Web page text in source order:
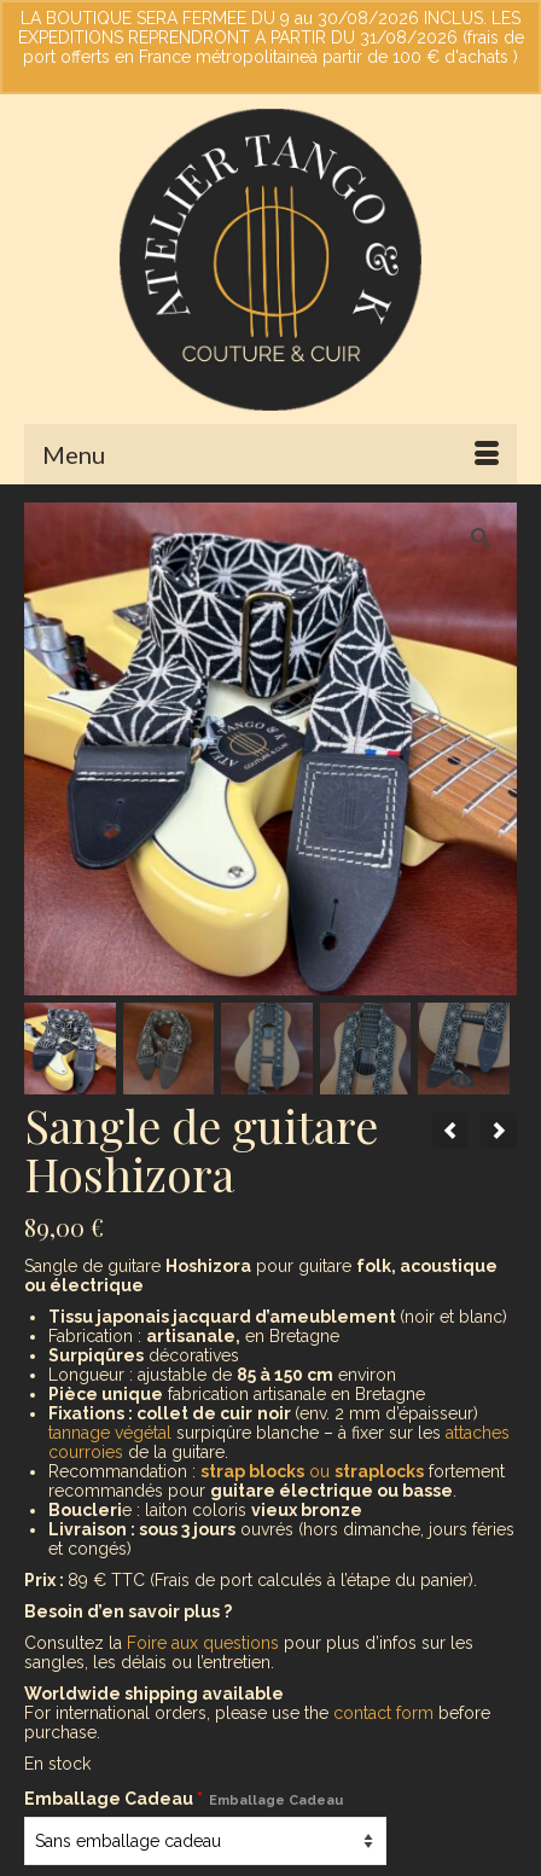
LA BOUTIQUE SERA FERMEE DU 9 au 30/08/2026 INCLUS. LES
EXPEDITIONS REPRENDRONT A PARTIR DU 31/08/2026 (frais de
port offerts en France métropolitaineà partir de 100 € d'achats )
Votre panier- 0,00€
Menu
Sangle de guitare
Hoshizora
89,00 €
Sangle de guitare Hoshizora pour guitare folk, acoustique
ou électrique
Tissu japonais jacquard d’ameublement (noir et blanc)
Fabrication : artisanale, en Bretagne
Surpiqûres décoratives
Longueur : ajustable de 85 à 150 cm environ
Pièce unique fabrication artisanale en Bretagne
Fixations : collet de cuir noir (env. 2 mm d’épaisseur)
tannage végétal surpiqûre blanche – à fixer sur les attaches
courroies de la guitare.
Recommandation : strap blocks ou straplocks fortement
recommandés pour guitare électrique ou basse
Bouclerie : laiton coloris vieux bronze
Livraison : sous 3 jours ouvrés (hors dimanche, jours féries
et congés)
Prix : 89 € TTC (Frais de port calculés à l’étape du panier).
Besoin d’en savoir plus ?
Consultez la Foire aux questions pour plus d’infos sur les
sangles, les délais ou l’entretien.
Worldwide shipping available
For international orders, please use the contact form before
purchase.
En stock
Emballage Cadeau * Emballage Cadeau